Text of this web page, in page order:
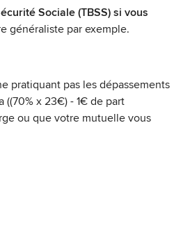
Sociale (TBSS) si vous
généraliste par exemple.
pratiquant pas les dépassements
((70% x 23€) - 1€ de part
ou que votre mutuelle vous